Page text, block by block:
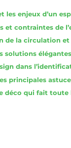
les enjeux d’un
et contraintes de
de la circulation
solutions
dans
principales
déco qui fait toute